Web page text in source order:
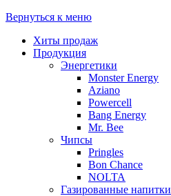
Вернуться к меню
Хиты продаж
Продукция
Энергетики
Monster Energy
Aziano
Powercell
Bang Energy
Mr. Bee
Чипсы
Pringles
Bon Chance
NOLTA
Газированные напитки